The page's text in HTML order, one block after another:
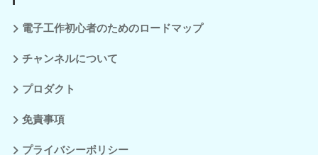
電子工作初心者のためのロードマップ
チャンネルについて
プロダクト
免責事項
プライバシーポリシー